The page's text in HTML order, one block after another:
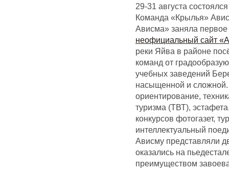
29-31 августа
Команда «Крылья»
Ависма» заняла
неофициальный сайт
реки Яйва в районе
команд от
учебных заведений
насыщенной и сложной.
ориентирование,
туризма (ТВТ),
конкурсов фотогазет,
интеллектуальный
Ависму представляли
оказались на
преимуществом